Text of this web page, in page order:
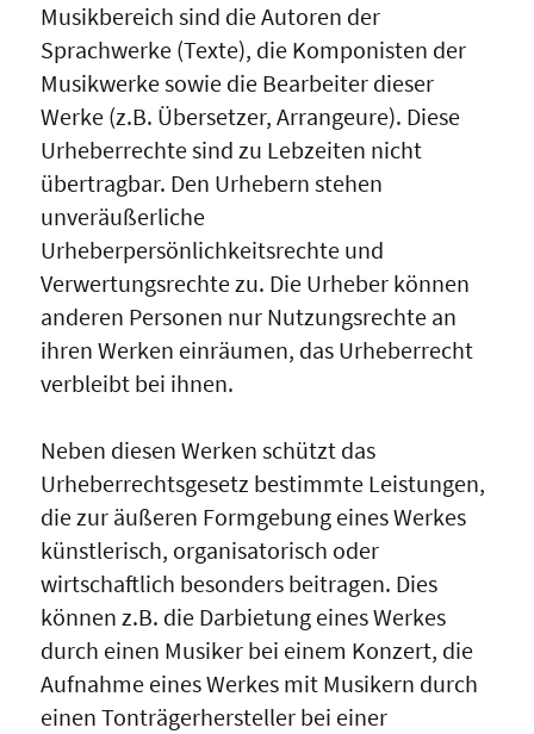
Musikbereich sind die Autoren der
Sprachwerke (Texte), die Komponisten der
Musikwerke sowie die Bearbeiter dieser
Werke (z.B. Übersetzer, Arrangeure). Diese
Urheberrechte sind zu Lebzeiten nicht
übertragbar. Den Urhebern stehen
unveräußerliche
Urheberpersönlichkeitsrechte und
Verwertungsrechte zu. Die Urheber können
anderen Personen nur Nutzungsrechte an
ihren Werken einräumen, das Urheberrecht
verbleibt bei ihnen.
Neben diesen Werken schützt das
Urheberrechtsgesetz bestimmte Leistungen,
die zur äußeren Formgebung eines Werkes
künstlerisch, organisatorisch oder
wirtschaftlich besonders beitragen. Dies
können z.B. die Darbietung eines Werkes
durch einen Musiker bei einem Konzert, die
Aufnahme eines Werkes mit Musikern durch
einen Tonträgerhersteller bei einer